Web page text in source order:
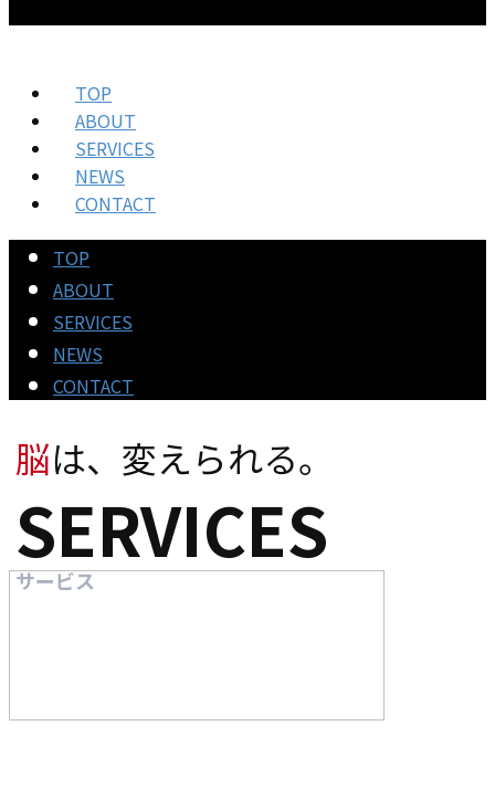
TOP
ABOUT
SERVICES
NEWS
CONTACT
TOP
ABOUT
SERVICES
NEWS
CONTACT
脳は、変えられる。
SERVICES
サービス